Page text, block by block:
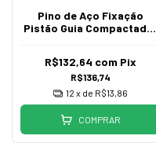
Pino de Aço Fixação
Pistão Guia Compactador
R$136,74
R$132,64 com Pix
12 x de R$13,86
COMPRAR